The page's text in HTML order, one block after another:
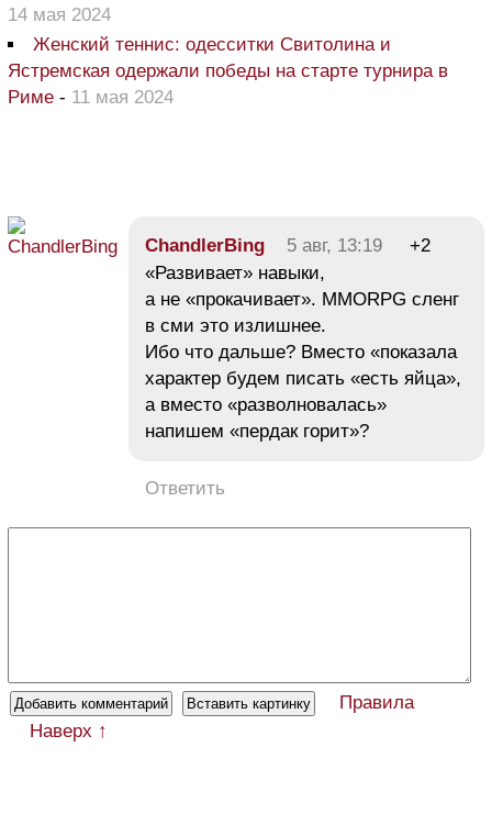
14 мая 2024
Женский теннис: одесситки Свитолина и
Ястремская одержали победы на старте турнира в
Риме - 11 мая 2024
ChandlerBing 5 авг, 13:19
+2
«Развивает» навыки,
а не «прокачивает». MMORPG сленг
в сми это излишнее.
Ибо что дальше? Вместо «показала
характер будем писать «есть яйца»,
а вместо «разволновалась»
напишем «пердак горит»?
Ответить
Правила
Наверх ↑